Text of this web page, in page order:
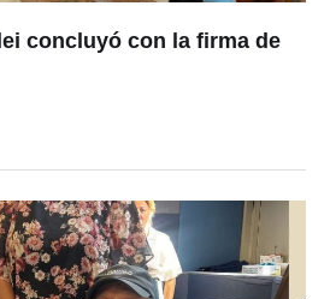
concluyó con la firma de